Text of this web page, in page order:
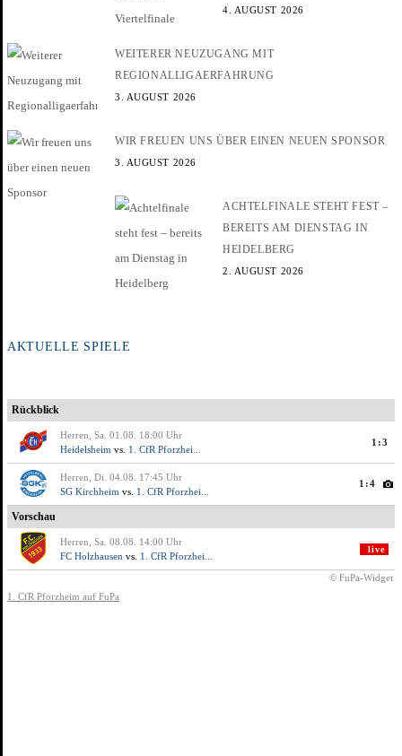
4. AUGUST 2026
WEITERER NEUZUGANG MIT
REGIONALLIGAERFAHRUNG
3. AUGUST 2026
WIR FREUEN UNS ÜBER EINEN NEUEN SPONSOR
3. AUGUST 2026
ACHTELFINALE STEHT FEST –
BEREITS AM DIENSTAG IN
HEIDELBERG
2. AUGUST 2026
AKTUELLE SPIELE